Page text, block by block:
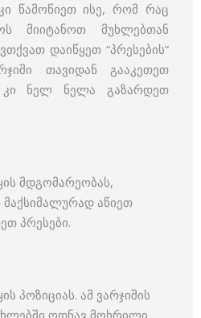
წამოწიეთ ისე, რომ რაც
მიიტანოთ მუხლებთან
დაიწყეთ “პრესების”
თავიდან გააკეთეთ
კი ნელ ნელა გაზარდეთ
მდგომარეობას,
აწიეთ
პრესები.
პოზიციას. ამ ვარჯიშის
ოდნავ მოხრილი